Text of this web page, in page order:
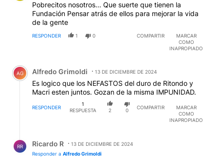
Pobrecitos nosotros... Que suerte que tienen la
Fundación Pensar atrás de ellos para mejorar la vida
de la gente
RESPONDER 1 0 COMPARTIR
MARCAR
COMO
INAPROPIADO
Comentario de Alfredo Grimoldi.
AG Alfredo Grimoldi 13 DE DICIEMBRE DE 2024
Es logico que los NEFASTOS del duro de Ritondo y
Macri esten juntos. Gozan de la misma IMPUNIDAD.
RESPONDER
1
RESPUESTA
2 0
COMPARTIR
MARCAR
COMO
INAPROPIADO
RR Ricardo R
13 DE DICIEMBRE DE 2024
Responder a Alfredo Grimoldi